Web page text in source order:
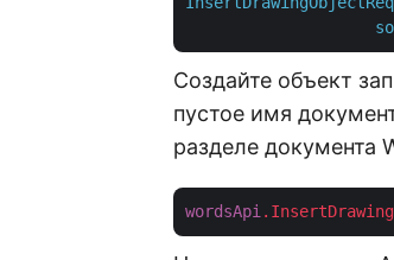
Создайте объект
пустое имя
разделе документа
wordsApi